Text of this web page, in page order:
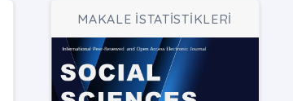
MAKALE İSTATİSTİKLERİ